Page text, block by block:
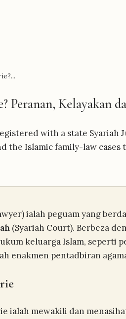
Peranan, Kelayakan
with a state
the Islamic family-law cases
ialah peguam yang
(Syariah Court). Berbeza
keluarga Islam, seperti
enakmen pentadbiran
ialah mewakili dan